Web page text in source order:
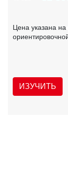
Цена указана
ИЗУЧИТЬ